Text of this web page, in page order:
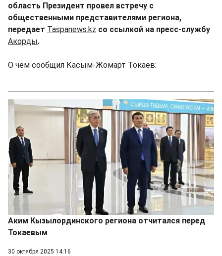
область Президент провел встречу с
общественными представителями региона,
передает Taspanews.kz со ссылкой на пресс-службу
Акорды.
О чем сообщил Касым-Жомарт Токаев:
Аким Кызылординского региона отчитался перед
Токаевым
30 октября 2025 14:16